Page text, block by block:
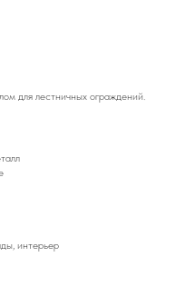
для лестничных ограждений.
интерьер